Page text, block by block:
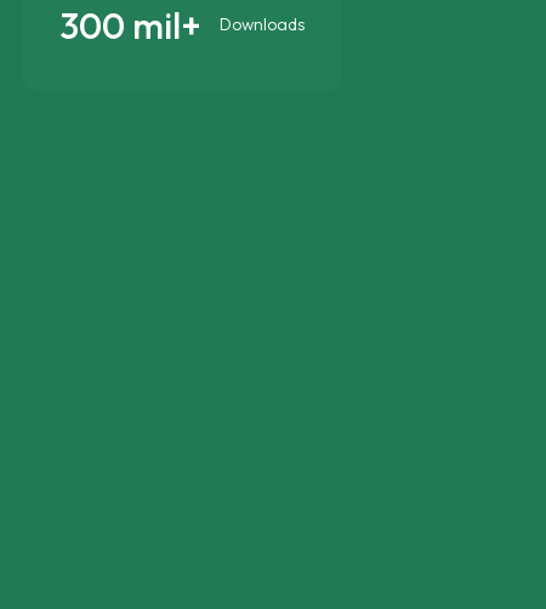
300 mil+ Downloads